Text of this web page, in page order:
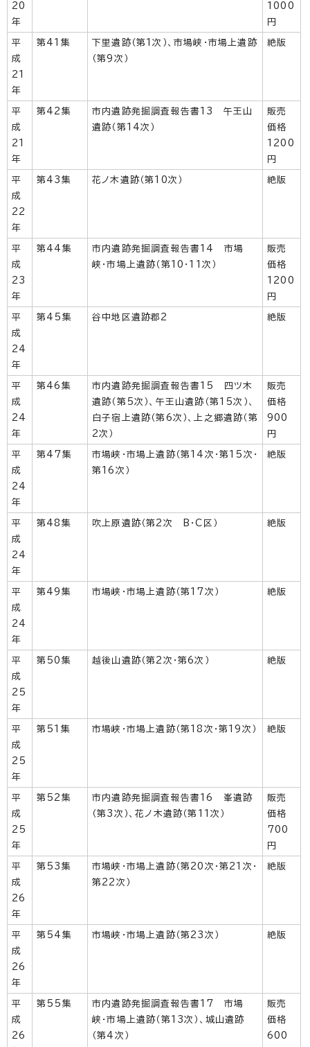
20
年
1000
円
平
成
21
年
第41集
下里遺跡（第1次）、市場峡・市場上遺跡
（第9次）
絶版
平
成
21
年
第42集
市内遺跡発掘調査報告書13 午王山
遺跡（第14次）
販売
価格
1200
円
平
成
22
年
第43集 花ノ木遺跡（第10次） 絶版
平
成
23
年
第44集
市内遺跡発掘調査報告書14 市場
峡・市場上遺跡（第10・11次）
販売
価格
1200
円
平
成
24
年
第45集 谷中地区遺跡郡2 絶版
平
成
24
年
第46集
市内遺跡発掘調査報告書15 四ツ木
遺跡（第5次）、午王山遺跡（第15次）、
白子宿上遺跡（第6次）、上之郷遺跡（第
2次）
販売
価格
900
円
平
成
24
年
第47集
市場峡・市場上遺跡（第14次・第15次・
第16次）
絶版
平
成
24
年
第48集 吹上原遺跡（第2次 B・C区） 絶版
平
成
24
年
第49集 市場峡・市場上遺跡（第17次） 絶版
平
成
25
年
第50集 越後山遺跡（第2次・第6次） 絶版
平
成
25
年
第51集 市場峡・市場上遺跡（第18次・第19次） 絶版
平
成
25
年
第52集
市内遺跡発掘調査報告書16 峯遺跡
（第3次）、花ノ木遺跡（第11次）
販売
価格
700
円
平
成
26
年
第53集
市場峡・市場上遺跡（第20次・第21次・
第22次）
絶版
平
成
26
年
第54集 市場峡・市場上遺跡（第23次） 絶版
平
成
26
第55集
市内遺跡発掘調査報告書17 市場
峡・市場上遺跡（第13次）、城山遺跡
（第4次）
販売
価格
600